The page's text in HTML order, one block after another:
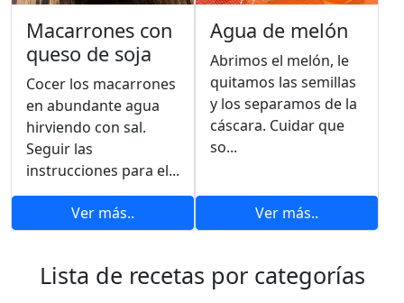
Macarrones con
queso de soja
Cocer los macarrones
en abundante agua
hirviendo con sal.
Seguir las
instrucciones para el...
Ver más..
Agua de melón
Abrimos el melón, le
quitamos las semillas
y los separamos de la
cáscara. Cuidar que
so...
Ver más..
Lista de recetas por categorías